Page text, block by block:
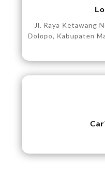
Jl. Raya Ketawang
Dolopo, Kabupaten